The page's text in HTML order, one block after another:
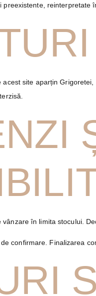
reinterpretate
site aparțin
în limita stocului.
confirmare. Finalizarea